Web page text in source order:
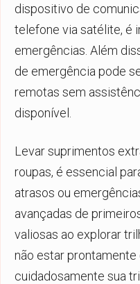
dispositivo de
telefone via satélite, é
emergências. Além
de emergência pode
remotas sem
disponível.
Levar suprimentos
roupas, é essencial
atrasos ou
avançadas de
valiosas ao explorar
não estar
cuidadosamente sua